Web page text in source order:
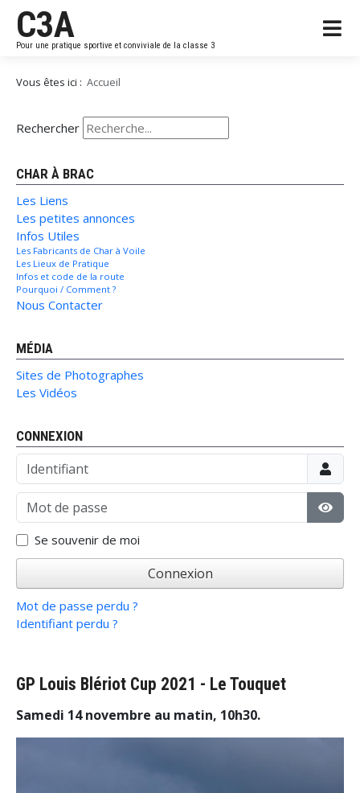
C3A
Pour une pratique sportive et conviviale de la classe 3
Vous êtes ici : Accueil
Rechercher
CHAR À BRAC
Les Liens
Les petites annonces
Infos Utiles
Les Fabricants de Char à Voile
Les Lieux de Pratique
Infos et code de la route
Pourquoi / Comment ?
Nous Contacter
MÉDIA
Sites de Photographes
Les Vidéos
CONNEXION
Identifiant
Mot de passe
Se souvenir de moi
Connexion
Mot de passe perdu ?
Identifiant perdu ?
GP Louis Blériot Cup 2021 - Le Touquet
Samedi 14 novembre au matin, 10h30.